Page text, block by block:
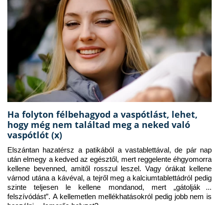
Ha folyton félbehagyod a vaspótlást, lehet,
hogy még nem találtad meg a neked való
vaspótlót (x)
Elszántan hazatérsz a patikából a vastablettával, de pár nap
után elmegy a kedved az egésztől, mert reggelente éhgyomorra
kellene bevenned, amitől rosszul leszel. Vagy órákat kellene
várnod utána a kávéval, a tejről meg a kalciumtablettádról pedig
szinte teljesen le kellene mondanod, mert „gátolják a
felszívódást”. A kellemetlen mellékhatásokról pedig jobb nem is